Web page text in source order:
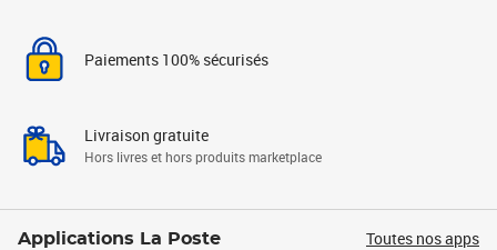
Paiements 100% sécurisés
Livraison gratuite
Hors livres et hors produits marketplace
Applications La Poste Toutes nos apps